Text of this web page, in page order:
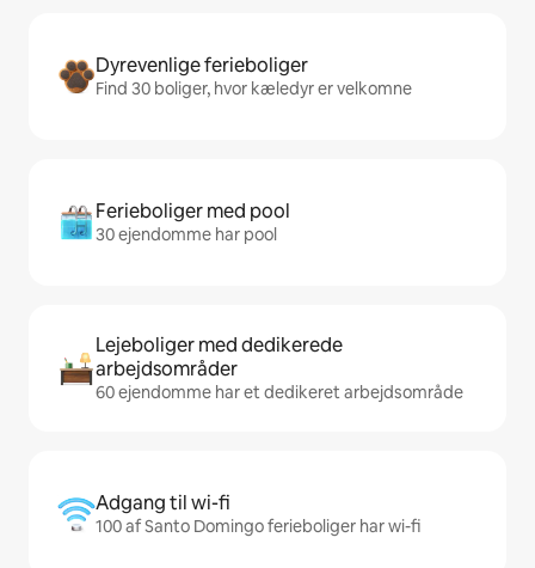
Dyrevenlige ferieboliger
Find 30 boliger, hvor kæledyr er velkomne
Ferieboliger med pool
30 ejendomme har pool
Lejeboliger med dedikerede
arbejdsområder
60 ejendomme har et dedikeret arbejdsområde
Adgang til wi-fi
100 af Santo Domingo ferieboliger har wi-fi